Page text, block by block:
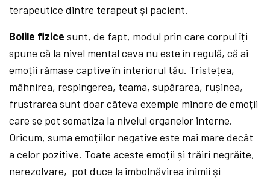
terapeutice dintre terapeut și pacient.
Bolile fizice sunt, de fapt, modul prin care corpul îți
spune că la nivel mental ceva nu este în regulă, că ai
emoții rămase captive în interiorul tău. Tristețea,
mâhnirea, respingerea, teama, supărarea, rușinea,
frustrarea sunt doar câteva exemple minore de emoții
care se pot somatiza la nivelul organelor interne.
Oricum, suma emoțiilor negative este mai mare decât
a celor pozitive. Toate aceste emoții și trăiri negrăite,
nerezolvare, pot duce la îmbolnăvirea inimii și